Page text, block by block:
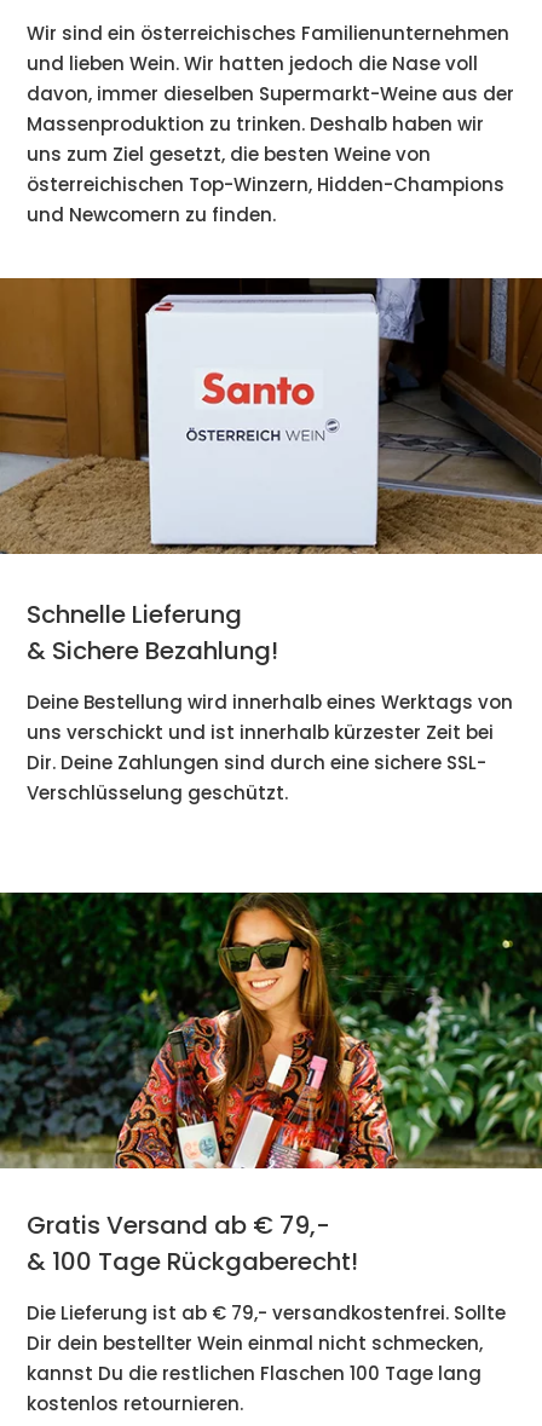
Wir sind ein österreichisches Familienunternehmen
und lieben Wein. Wir hatten jedoch die Nase voll
davon, immer dieselben Supermarkt-Weine aus der
Massenproduktion zu trinken. Deshalb haben wir
uns zum Ziel gesetzt, die besten Weine von
österreichischen Top-Winzern, Hidden-Champions
und Newcomern zu finden.
Schnelle Lieferung
& Sichere Bezahlung!
Deine Bestellung wird innerhalb eines Werktags von
uns verschickt und ist innerhalb kürzester Zeit bei
Dir. Deine Zahlungen sind durch eine sichere SSL-
Verschlüsselung geschützt.
Gratis Versand ab € 79,-
& 100 Tage Rückgaberecht!
Die Lieferung ist ab € 79,- versandkostenfrei. Sollte
Dir dein bestellter Wein einmal nicht schmecken,
kannst Du die restlichen Flaschen 100 Tage lang
kostenlos retournieren.